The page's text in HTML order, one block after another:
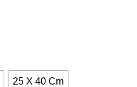
25 X 40 Cm